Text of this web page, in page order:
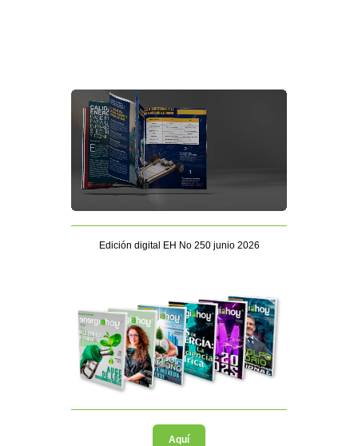
Edición digital EH No 250 junio 2026
Aquí